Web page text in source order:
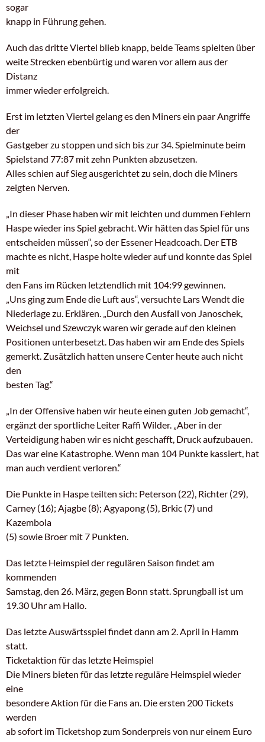
sogar
knapp in Führung gehen.
Auch das dritte Viertel blieb knapp, beide Teams spielten über
weite Strecken ebenbürtig und waren vor allem aus der
Distanz
immer wieder erfolgreich.
Erst im letzten Viertel gelang es den Miners ein paar Angriffe
der
Gastgeber zu stoppen und sich bis zur 34. Spielminute beim
Spielstand 77:87 mit zehn Punkten abzusetzen.
Alles schien auf Sieg ausgerichtet zu sein, doch die Miners
zeigten Nerven.
„In dieser Phase haben wir mit leichten und dummen Fehlern
Haspe wieder ins Spiel gebracht. Wir hätten das Spiel für uns
entscheiden müssen“, so der Essener Headcoach. Der ETB
machte es nicht, Haspe holte wieder auf und konnte das Spiel
mit
den Fans im Rücken letztendlich mit 104:99 gewinnen.
„Uns ging zum Ende die Luft aus“, versuchte Lars Wendt die
Niederlage zu. Erklären. „Durch den Ausfall von Janoschek,
Weichsel und Szewczyk waren wir gerade auf den kleinen
Positionen unterbesetzt. Das haben wir am Ende des Spiels
gemerkt. Zusätzlich hatten unsere Center heute auch nicht
den
besten Tag.“
„In der Offensive haben wir heute einen guten Job gemacht“,
ergänzt der sportliche Leiter Raffi Wilder. „Aber in der
Verteidigung haben wir es nicht geschafft, Druck aufzubauen.
Das war eine Katastrophe. Wenn man 104 Punkte kassiert, hat
man auch verdient verloren.“
Die Punkte in Haspe teilten sich: Peterson (22), Richter (29),
Carney (16); Ajagbe (8); Agyapong (5), Brkic (7) und
Kazembola
(5) sowie Broer mit 7 Punkten.
Das letzte Heimspiel der regulären Saison findet am
kommenden
Samstag, den 26. März, gegen Bonn statt. Sprungball ist um
19.30 Uhr am Hallo.
Das letzte Auswärtsspiel findet dann am 2. April in Hamm
statt.
Ticketaktion für das letzte Heimspiel
Die Miners bieten für das letzte reguläre Heimspiel wieder
eine
besondere Aktion für die Fans an. Die ersten 200 Tickets
werden
ab sofort im Ticketshop zum Sonderpreis von nur einem Euro